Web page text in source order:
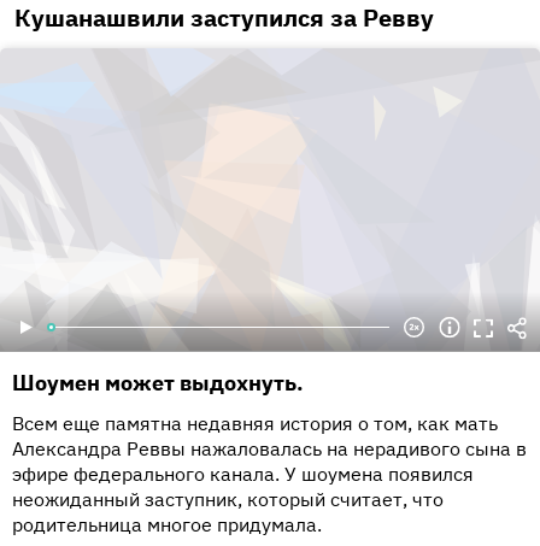
Кушанашвили заступился за Ревву
Шоумен может выдохнуть.
Всем еще памятна недавняя история о том, как мать
Александра Реввы нажаловалась на нерадивого сына в
эфире федерального канала. У шоумена появился
неожиданный заступник, который считает, что
родительница многое придумала.